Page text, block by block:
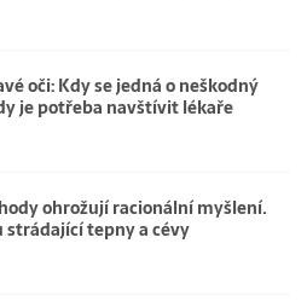
oči: Kdy se jedná o neškodný
je potřeba navštívit lékaře
ohrožují racionální myšlení.
strádající tepny a cévy